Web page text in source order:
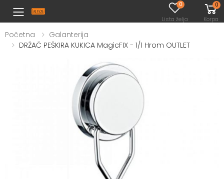
Toggle mobile menu
0
Lista želja
0
Korpa
Početna
Galanterija
DRŽAČ PEŠKIRA KUKICA MagicFIX - 1/1 Hrom OUTLET